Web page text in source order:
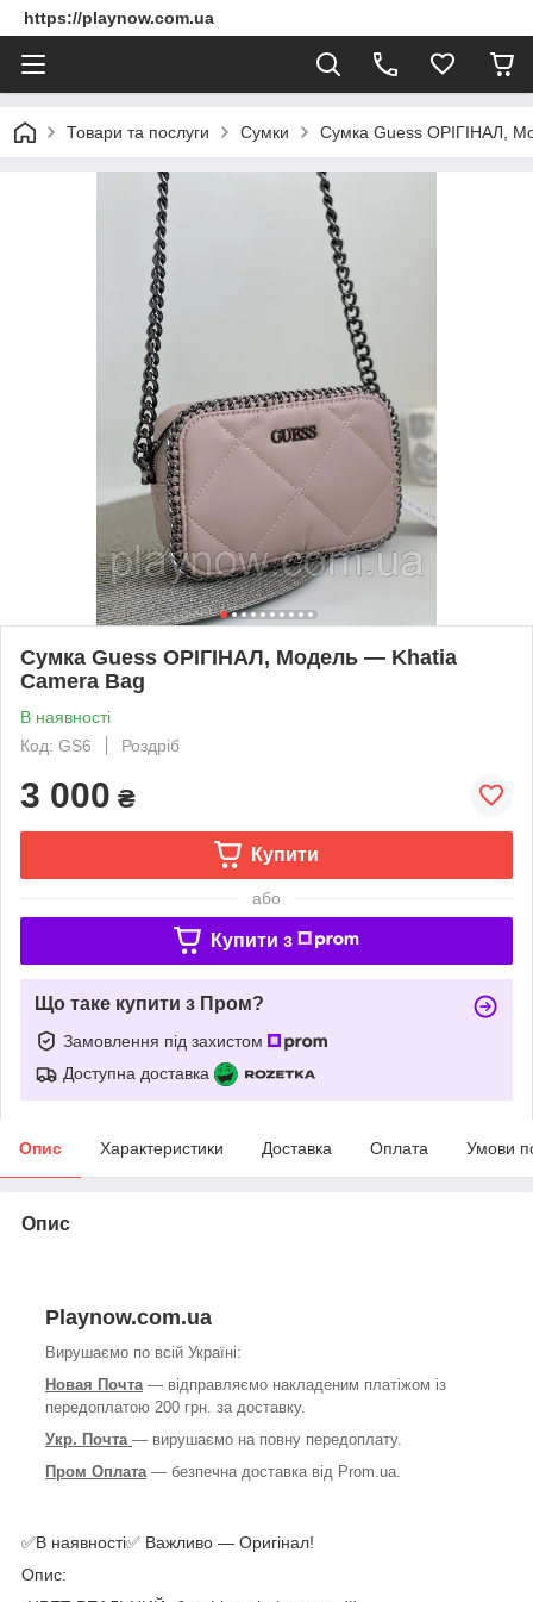
https://playnow.com.ua
Товари та послуги Сумки Сумка Guess ОРІГІНАЛ,
Сумка Guess ОРІГІНАЛ, Модель — Khatia
Camera Bag
В наявності
Код: GS6
Роздріб
3 000 ₴
Купити
або
Купити з
Що таке купити з Пром?
Замовлення під захистом
Доступна доставка
Опис Характеристики Доставка Оплата Умови
Опис
Playnow.com.ua
Вирушаємо по всій Україні:
Новая Почта — відправляємо накладеним платіжом із
передоплатою 200 грн. за доставку.
Укр. Почта — вирушаємо на повну передоплату.
Пром Оплата — безпечна доставка від Prom.ua.
✅В наявності✅ Важливо — Оригінал!
Опис: